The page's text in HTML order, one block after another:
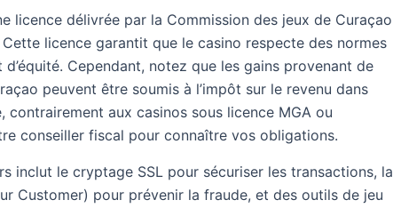
licence délivrée par la Commission des jeux de Curaçao
licence garantit que le casino respecte des normes
Cependant, notez que les gains provenant de
peuvent être soumis à l’impôt sur le revenu dans
contrairement aux casinos sous licence MGA ou
conseiller fiscal pour connaître vos obligations.
inclut le cryptage SSL pour sécuriser les transactions, la
Customer) pour prévenir la fraude, et des outils de jeu